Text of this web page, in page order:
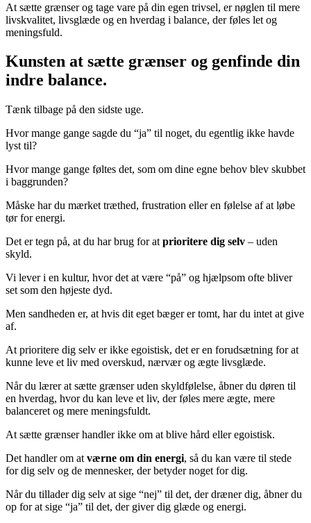
At sætte grænser og tage vare på din egen trivsel, er nøglen til mere
livskvalitet, livsglæde og en hverdag i balance, der føles let og
meningsfuld.
Kunsten at sætte grænser og genfinde din
indre balance.
Tænk tilbage på den sidste uge.
Hvor mange gange sagde du “ja” til noget, du egentlig ikke havde
lyst til?
Hvor mange gange føltes det, som om dine egne behov blev skubbet
i baggrunden?
Måske har du mærket træthed, frustration eller en følelse af at løbe
tør for energi.
Det er tegn på, at du har brug for at prioritere dig selv – uden
skyld.
Vi lever i en kultur, hvor det at være “på” og hjælpsom ofte bliver
set som den højeste dyd.
Men sandheden er, at hvis dit eget bæger er tomt, har du intet at give
af.
At prioritere dig selv er ikke egoistisk, det er en forudsætning for at
kunne leve et liv med overskud, nærvær og ægte livsglæde.
Når du lærer at sætte grænser uden skyldfølelse, åbner du døren til
en hverdag, hvor du kan leve et liv, der føles mere ægte, mere
balanceret og mere meningsfuldt.
At sætte grænser handler ikke om at blive hård eller egoistisk.
Det handler om at værne om din energi, så du kan være til stede
for dig selv og de mennesker, der betyder noget for dig.
Når du tillader dig selv at sige “nej” til det, der dræner dig, åbner du
op for at sige “ja” til det, der giver dig glæde og energi.